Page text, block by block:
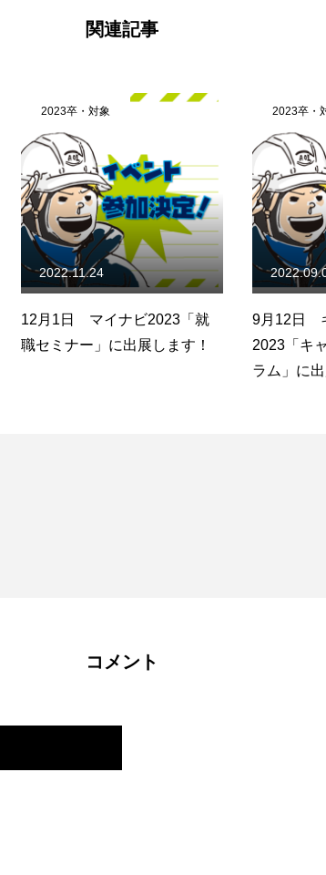
関連記事
2023卒・対象
12月1日 マイナビ2023「就
職セミナー」に出展します！
2022.11.24
2023卒・
9月12日
2023「キ
ラム」に
コメント